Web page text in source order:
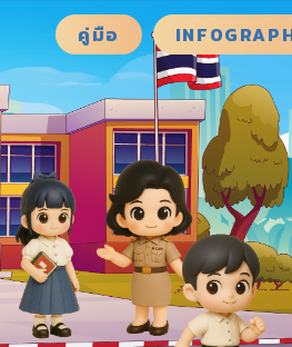
คู่มือ